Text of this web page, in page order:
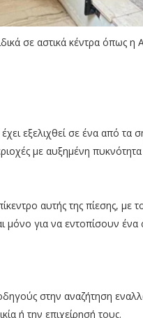
σε αστικά κέντρα όπως
εξελιχθεί σε ένα από τα
με αυξημένη πυκνότητα
αυτής της πίεσης,
μόνο για να εντοπίσουν
στην αναζήτηση
ή την επιχείρησή τους.